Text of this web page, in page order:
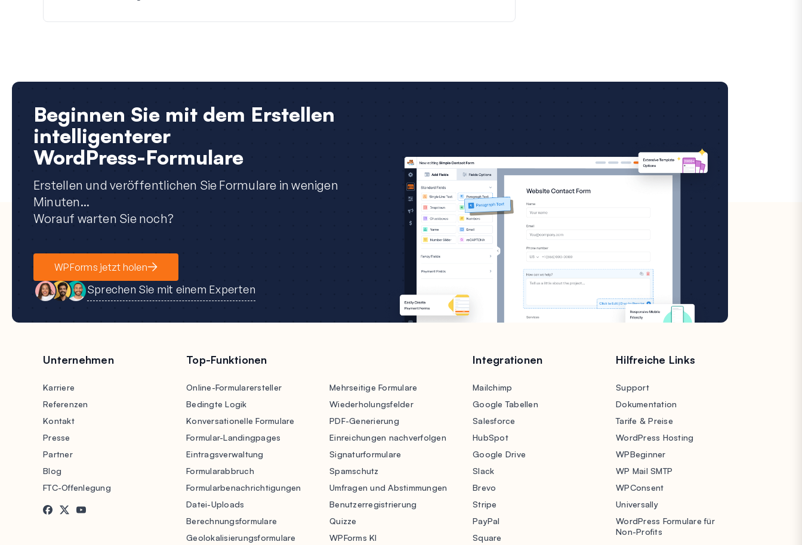
Beginnen Sie mit dem Erstellen
intelligenterer
WordPress-Formulare
Erstellen und veröffentlichen Sie Formulare in wenigen
Minuten...
Worauf warten Sie noch?
WPForms jetzt holen
Sprechen Sie mit einem Experten
Unternehmen
Karriere
Referenzen
Kontakt
Presse
Partner
Blog
FTC-Offenlegung
Top-Funktionen
Online-Formularersteller
Bedingte Logik
Konversationelle Formulare
Formular-Landingpages
Eintragsverwaltung
Formularabbruch
Formularbenachrichtigungen
Datei-Uploads
Berechnungsformulare
Geolokalisierungsformulare
Mehrseitige Formulare
Wiederholungsfelder
PDF-Generierung
Einreichungen nachverfolgen
Signaturformulare
Spamschutz
Umfragen und Abstimmungen
Benutzerregistrierung
Quizze
WPForms KI
Integrationen
Mailchimp
Google Tabellen
Salesforce
HubSpot
Google Drive
Slack
Brevo
Stripe
PayPal
Square
Hilfreiche Links
Support
Dokumentation
Tarife & Preise
WordPress Hosting
WPBeginner
WP Mail SMTP
WPConsent
Universally
WordPress Formulare für
Non-Profits